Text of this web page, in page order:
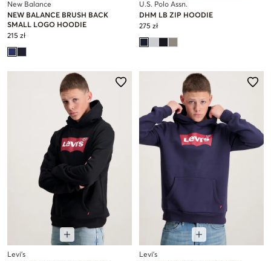
New Balance
NEW BALANCE BRUSH BACK
SMALL LOGO HOODIE
215 zł
U.S. Polo Assn.
DHM LB ZIP HOODIE
275 zł
Levi's
Levi's